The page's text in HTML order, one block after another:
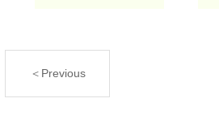
＜Previous